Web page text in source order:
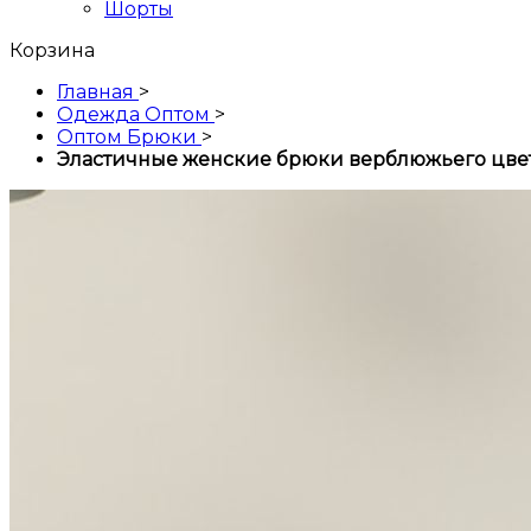
Шорты
Корзина
Главная >
Одежда Оптом >
Оптом Брюки >
Эластичные женские брюки верблюжьего